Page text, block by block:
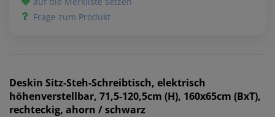
Frage zum Produkt
Deskin Sitz-Steh-Schreibtisch, elektrisch
höhenverstellbar, 71,5-120,5cm (H), 160x65cm (BxT),
rechteckig, ahorn / schwarz